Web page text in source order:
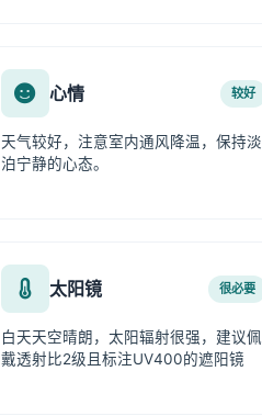
心情 较好
天气较好，注意室内通风降温，保持淡
泊宁静的心态。
太阳镜 很必要
白天天空晴朗，太阳辐射很强，建议佩
戴透射比2级且标注UV400的遮阳镜